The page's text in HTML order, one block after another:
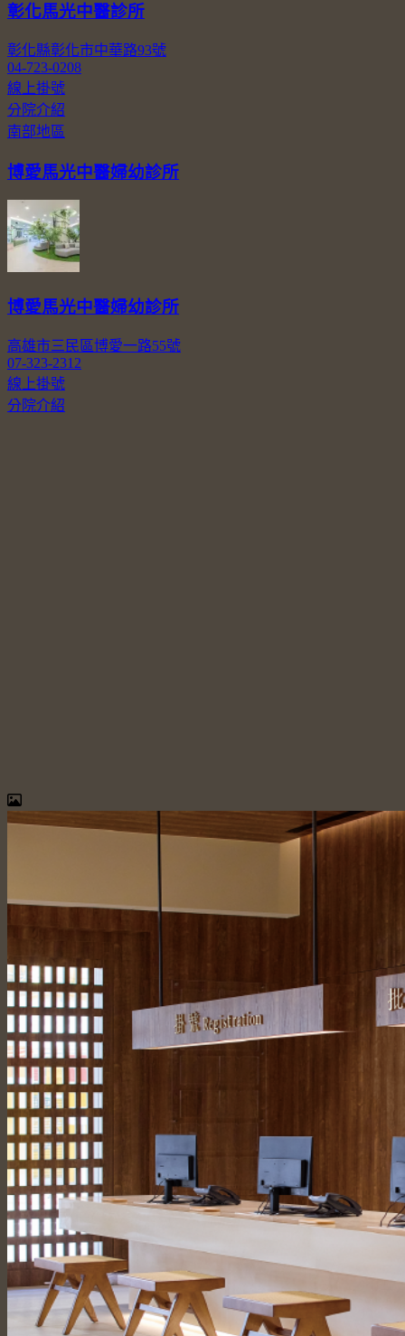
彰化馬光中醫診所
彰化縣彰化市中華路93號
04-723-0208
線上掛號
分院介紹
南部地區
博愛馬光中醫婦幼診所
博愛馬光中醫婦幼診所
高雄市三民區博愛一路55號
07-323-2312
線上掛號
分院介紹